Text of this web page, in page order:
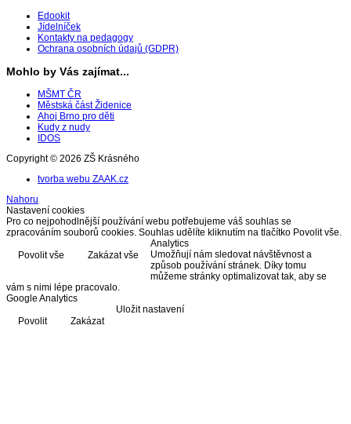
Edookit
Jídelníček
Kontakty na pedagogy
Ochrana osobních údajů (GDPR)
Mohlo by Vás zajímat...
MŠMT ČR
Městská část Židenice
Ahoj Brno pro děti
Kudy z nudy
IDOS
Copyright © 2026 ZŠ Krásného
tvorba webu ZAAK.cz
Nahoru
Nastavení cookies
Pro co nejpohodlnější používání webu potřebujeme váš souhlas se
zpracováním souborů cookies. Souhlas udělíte kliknutím na tlačítko Povolit vše.
Povolit vše Zakázat vše
Analytics
Umožňují nám sledovat návštěvnost a
způsob používání stránek. Díky tomu
můžeme stránky optimalizovat tak, aby se
vám s nimi lépe pracovalo.
Google Analytics
Povolit Zakázat
Uložit nastavení